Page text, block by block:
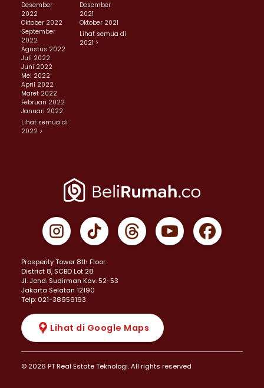
Desember
2022
Oktober 2022
September
2022
Agustus 2022
Juli 2022
Juni 2022
Mei 2022
April 2022
Maret 2022
Februari 2022
Januari 2022
Lihat semua di
2022 >
Desember
2021
Oktober 2021
Lihat semua di
2021 >
Prosperity Tower 8th Floor
District 8, SCBD Lot 28
JI. Jend. Sudirman Kav. 52-53
Jakarta Selatan 12190
Telp: 021-38959193
Lihat di Google Maps
© 2026 PT Real Estate Teknologi. All rights reserved